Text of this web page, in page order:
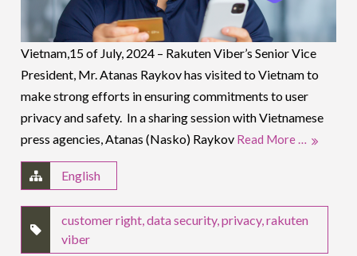
Vietnam,15 of July, 2024 – Rakuten Viber’s Senior Vice
President, Mr. Atanas Raykov has visited to Vietnam to
make strong efforts in ensuring commitments to user
privacy and safety. In a sharing session with Vietnamese
press agencies, Atanas (Nasko) Raykov Read More …
English
customer right,data security,privacy,rakuten
viber